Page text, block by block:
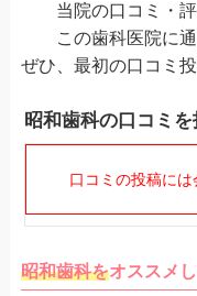
当院の口コミ・評
この歯科医院に通
ぜひ、最初の口コミ
昭和歯科の口コミ
口コミの投稿には
昭和歯科をオススメ